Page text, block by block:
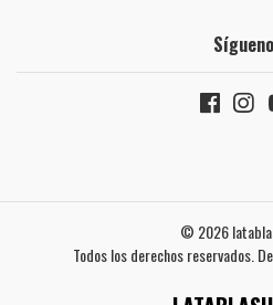
© 2026
Todos los derechos reservados.